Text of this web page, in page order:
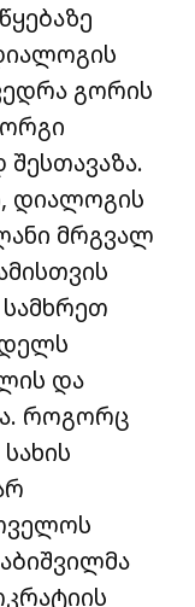
გორის
დიალოგის
მრგვალ
და
როგორც